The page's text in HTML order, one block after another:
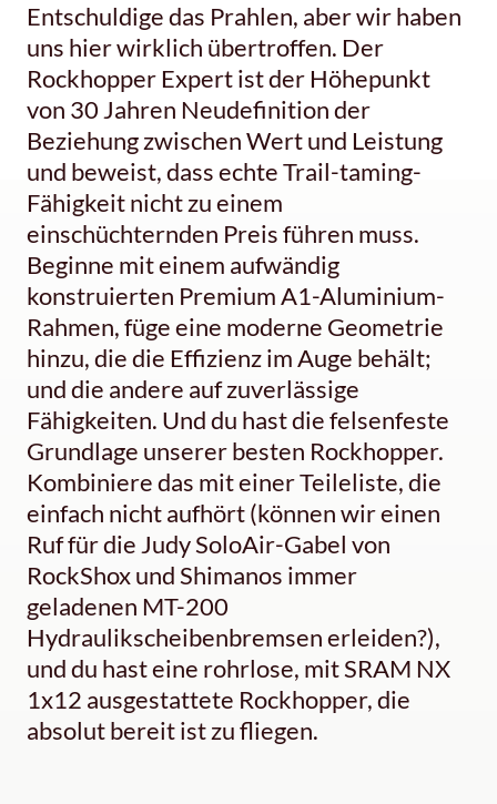
Entschuldige das Prahlen, aber wir haben
uns hier wirklich übertroffen. Der
Rockhopper Expert ist der Höhepunkt
von 30 Jahren Neudefinition der
Beziehung zwischen Wert und Leistung
und beweist, dass echte Trail-taming-
Fähigkeit nicht zu einem
einschüchternden Preis führen muss.
Beginne mit einem aufwändig
konstruierten Premium A1-Aluminium-
Rahmen, füge eine moderne Geometrie
hinzu, die die Effizienz im Auge behält;
und die andere auf zuverlässige
Fähigkeiten. Und du hast die felsenfeste
Grundlage unserer besten Rockhopper.
Kombiniere das mit einer Teileliste, die
einfach nicht aufhört (können wir einen
Ruf für die Judy SoloAir-Gabel von
RockShox und Shimanos immer
geladenen MT-200
Hydraulikscheibenbremsen erleiden?),
und du hast eine rohrlose, mit SRAM NX
1x12 ausgestattete Rockhopper, die
absolut bereit ist zu fliegen.